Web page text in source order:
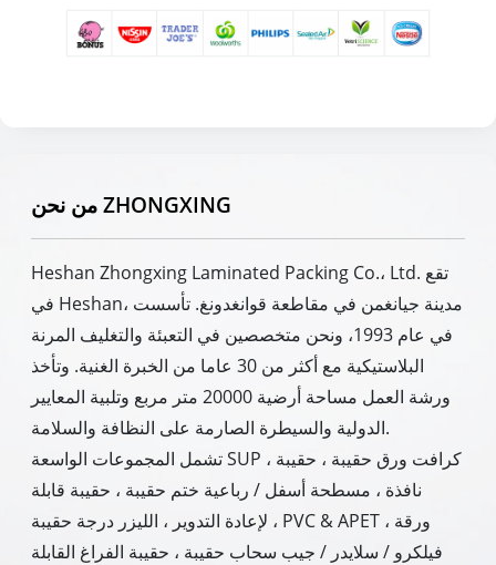
من نحن ZHONGXING
Heshan Zhongxing Laminated Packing Co.، Ltd. تقع
في Heshan، مدينة جيانغمن في مقاطعة قوانغدونغ. تأسست
في عام 1993، ونحن متخصصين في التعبئة والتغليف المرنة
البلاستيكية مع أكثر من 30 عاما من الخبرة الغنية. وتأخذ
ورشة العمل مساحة أرضية 20000 متر مربع وتلبية المعايير
الدولية والسيطرة الصارمة على النظافة والسلامة.
تشمل المجموعات الواسعة SUP ، كرافت ورق حقيبة ، حقيبة
نافذة ، مسطحة أسفل / رباعية ختم حقيبة ، حقيبة قابلة
لإعادة التدوير ، الليزر درجة حقيبة ، PVC & APET ورقة ،
فيلكرو / سلايدر / جيب سحاب حقيبة ، حقيبة الفراغ القابلة